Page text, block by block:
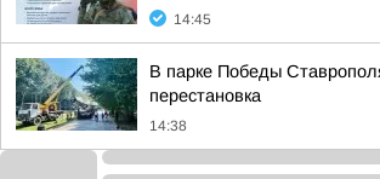
14:45
В парке Победы
перестановка
14:38